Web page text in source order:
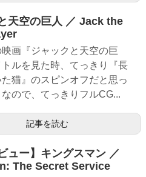
天空の巨人 ／ Jack the
画『ジャックと天空の巨
トルを見た時、てっきり『長
た猫』のスピンオフだと思っ
ので、てっきりフルCG...
記事を読む
ュー】キングスマン ／
The Secret Service